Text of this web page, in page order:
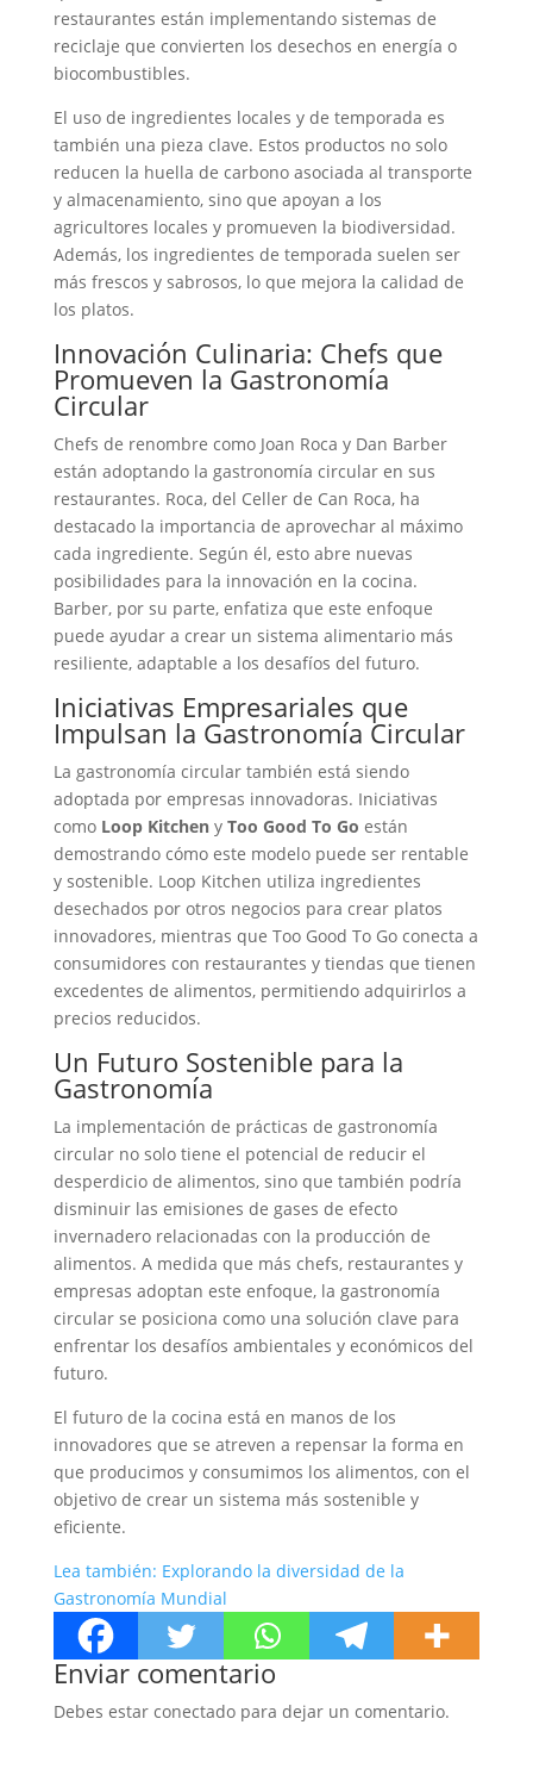
restaurantes están implementando sistemas de
reciclaje que convierten los desechos en energía o
biocombustibles.
El uso de ingredientes locales y de temporada es
también una pieza clave. Estos productos no solo
reducen la huella de carbono asociada al transporte
y almacenamiento, sino que apoyan a los
agricultores locales y promueven la biodiversidad.
Además, los ingredientes de temporada suelen ser
más frescos y sabrosos, lo que mejora la calidad de
los platos.
Innovación Culinaria: Chefs que
Promueven la Gastronomía
Circular
Chefs de renombre como Joan Roca y Dan Barber
están adoptando la gastronomía circular en sus
restaurantes. Roca, del Celler de Can Roca, ha
destacado la importancia de aprovechar al máximo
cada ingrediente. Según él, esto abre nuevas
posibilidades para la innovación en la cocina.
Barber, por su parte, enfatiza que este enfoque
puede ayudar a crear un sistema alimentario más
resiliente, adaptable a los desafíos del futuro.
Iniciativas Empresariales que
Impulsan la Gastronomía Circular
La gastronomía circular también está siendo
adoptada por empresas innovadoras. Iniciativas
como Loop Kitcheny Too Good To Go están
demostrando cómo este modelo puede ser rentable
y sostenible. Loop Kitchen utiliza ingredientes
desechados por otros negocios para crear platos
innovadores, mientras que Too Good To Go conecta a
consumidores con restaurantes y tiendas que tienen
excedentes de alimentos, permitiendo adquirirlos a
precios reducidos.
Un Futuro Sostenible para la
Gastronomía
La implementación de prácticas de gastronomía
circular no solo tiene el potencial de reducir el
desperdicio de alimentos, sino que también podría
disminuir las emisiones de gases de efecto
invernadero relacionadas con la producción de
alimentos. A medida que más chefs, restaurantes y
empresas adoptan este enfoque, la gastronomía
circular se posiciona como una solución clave para
enfrentar los desafíos ambientales y económicos del
futuro.
El futuro de la cocina está en manos de los
innovadores que se atreven a repensar la forma en
que producimos y consumimos los alimentos, con el
objetivo de crear un sistema más sostenible y
eficiente.
Lea también: Explorando la diversidad de la
Gastronomía Mundial
Enviar comentario
Debes estar conectado para dejar un comentario.